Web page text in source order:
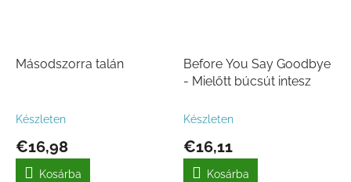
Másodszorra talán
Készleten
€16,98
Kosárba
Before You Say Goodbye
- Mielőtt búcsút intesz
Készleten
€16,11
Kosárba